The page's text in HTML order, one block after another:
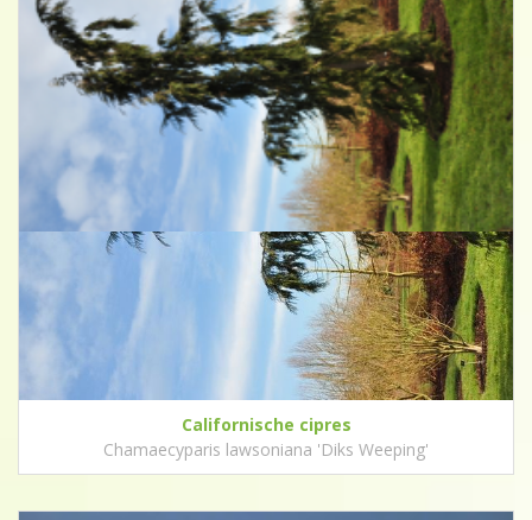
Californische cipres
Chamaecyparis lawsoniana 'Diks Weeping'